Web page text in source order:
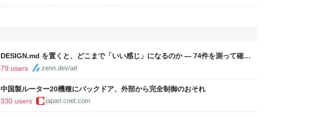
りとなる日本公演を記念して
DESIGN.md を置くと、どこまで「いい感じ」になるのか — 74件を測って確か
めた
79 users zenn.dev/ait
中国製ルーター20機種にバックドア、外部から完全制御のおそれ
330 users
japan.cnet.com